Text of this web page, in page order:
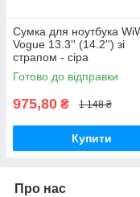
Сумка для ноутбука
Vogue 13.3'' (14.2'') зі
cтрапом - cіра
Готово до відправки
975,80 ₴ 1 148 ₴
Купити
Про нас